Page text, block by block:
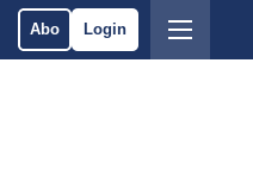
Abo Login